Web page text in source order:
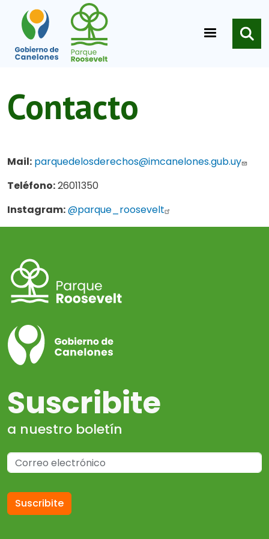
Pasar al contenido principal
Contacto
Mail: parquedelosderechos@imcanelones.gub.uy
Teléfono:26011350
Instagram:@parque_roosevelt
Suscribite
a nuestro boletín
Suscribite